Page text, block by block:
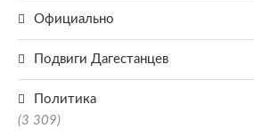
Официально
Подвиги Дагестанцев
Политика
(3 309)